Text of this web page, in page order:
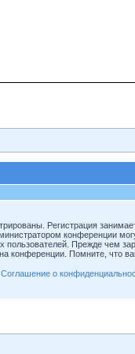
Регистрация
конференции
пользователей. Прежде чем
конференции. Помните, что
Соглашение о